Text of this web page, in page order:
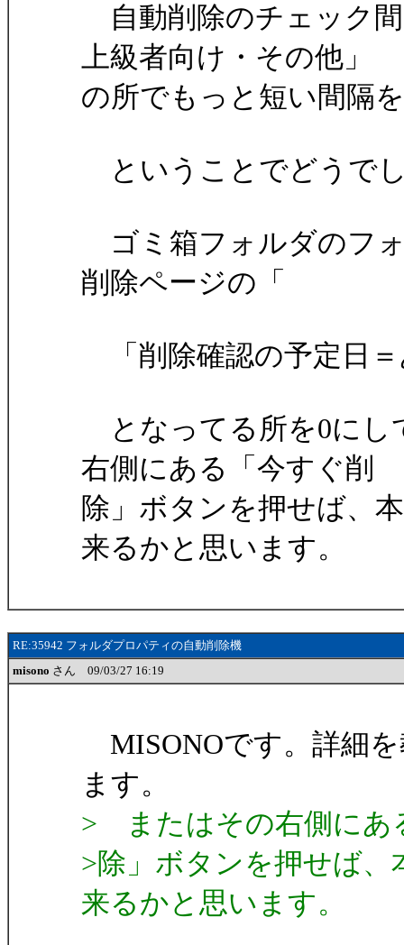
自動削除のチェック
上級者向け・その他」
の所でもっと短い間隔
ということでどうで
ゴミ箱フォルダのフ
削除ページの「
「削除確認の予定日＝
となってる所を0にし
右側にある「今すぐ削
除」ボタンを押せば、
来るかと思います。
RE:35942 フォルダプロパティの自動削除機
misono さん 09/03/27 16:19
MISONOです。詳細
ます。
> またはその右側にあ
>除」ボタンを押せば
来るかと思います。